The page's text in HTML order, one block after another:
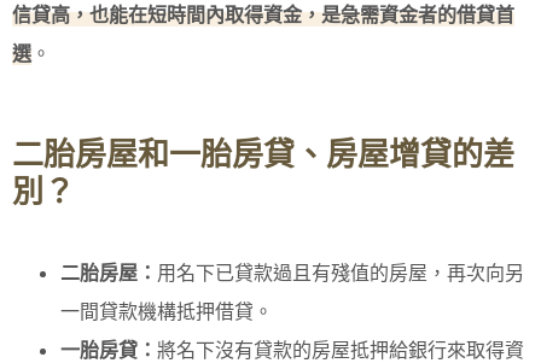
信貸高，也能在短時間內取得資金，是急需資金者的借貸首
選 。
二胎房屋和一胎房貸、房屋增貸的差
別？
二胎房屋： 用名下已貸款過且有殘值的房屋，再次向另
一間貸款機構抵押借貸。
一胎房貸： 將名下沒有貸款的房屋抵押給銀行來取得資